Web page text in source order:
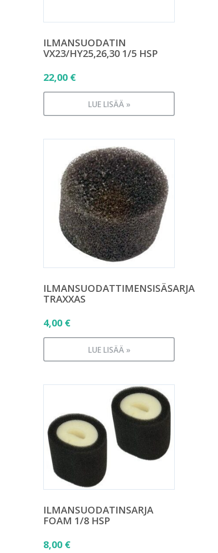
ILMANSUODATIN
VX23/HY25,26,30 1/5 HSP
22,00 €
LUE LISÄÄ »
ILMANSUODATTIMENSISÄSARJA
TRAXXAS
4,00 €
LUE LISÄÄ »
ILMANSUODATINSARJA
FOAM 1/8 HSP
8,00 €